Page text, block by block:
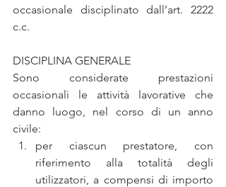
occasionale disciplinato dall’art. 2222
c.c.
DISCIPLINA GENERALE
Sono considerate prestazioni
occasionali le attività lavorative che
danno luogo, nel corso di un anno
civile:
per ciascun prestatore, con
riferimento alla totalità degli
utilizzatori, a compensi di importo